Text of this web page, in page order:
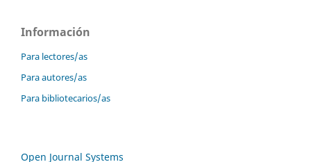
Información
Para lectores/as
Para autores/as
Para bibliotecarios/as
Open Journal Systems